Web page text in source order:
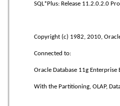
SQL*Plus: Release 11.2.0.2.0
Copyright (c) 1982, 2010,
Connected to:
Oracle Database 11g
With the Partitioning, OLAP,